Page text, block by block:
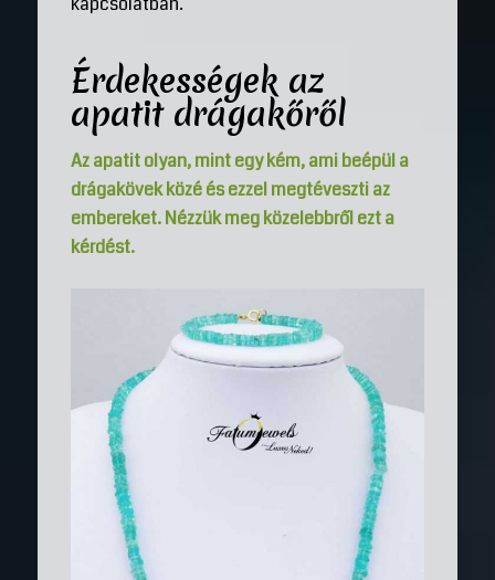
Érdekességek az
apatit drágakőről
Az apatit olyan, mint egy kém, ami beépül a
drágakövek közé és ezzel megtéveszti az
embereket. Nézzük meg közelebbről ezt a
kérdést.